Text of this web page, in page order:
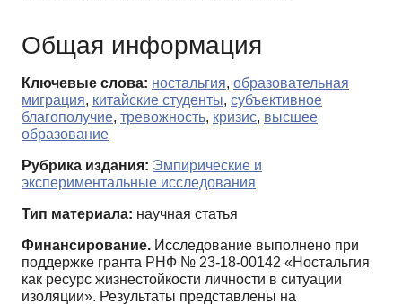
Общая информация
Ключевые слова: ностальгия, образовательная
миграция, китайские студенты, субъективное
благополучие, тревожность, кризис, высшее
образование
Рубрика издания: Эмпирические и
экспериментальные исследования
Тип материала: научная статья
Финансирование. Исследование выполнено при
поддержке гранта РНФ № 23-18-00142 «Ностальгия
как ресурс жизнестойкости личности в ситуации
изоляции». Результаты представлены на